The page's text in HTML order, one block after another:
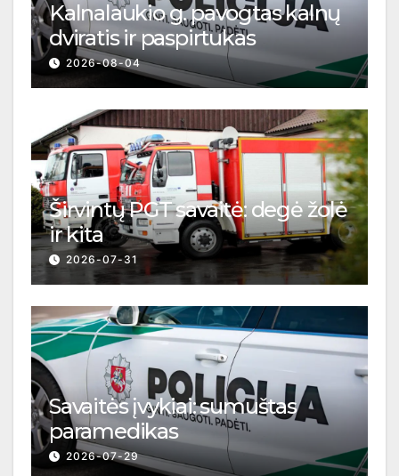
Kalnalaukio g. pavogtas kalnų
dviratis ir paspirtukas
2026-08-04
Širvintų PGT savaitė: degė žolė
ir kita
2026-07-31
Savaitės įvykiai: sumuštas
paramedikas
2026-07-29